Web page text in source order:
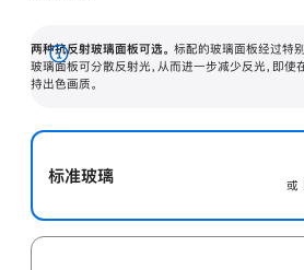
两种抗反射玻璃面板可选。 标配的玻璃面板经过特
玻璃面板可分散反射光，从而进一步减少反光，即
持出色画质。
展
开
标准玻璃
或